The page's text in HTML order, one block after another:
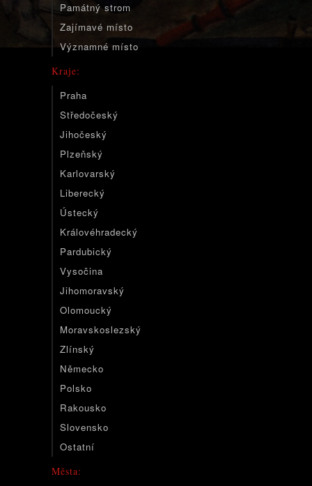
Památný strom
Zajímavé místo
Významné místo
Kraje:
Praha
Středočeský
Jihočeský
Plzeňský
Karlovarský
Liberecký
Ústecký
Královéhradecký
Pardubický
Vysočina
Jihomoravský
Olomoucký
Moravskoslezský
Zlínský
Německo
Polsko
Rakousko
Slovensko
Ostatní
Města: